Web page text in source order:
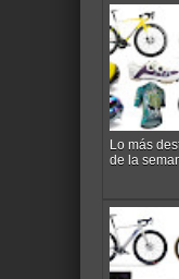
Lo más
de la